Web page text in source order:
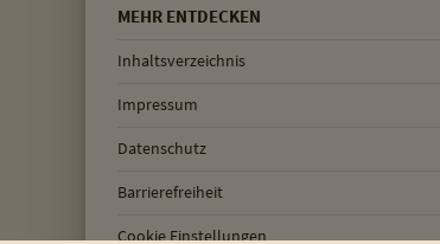
MEHR ENTDECKEN
Inhaltsverzeichnis
Impressum
Datenschutz
Barrierefreiheit
Cookie Einstellungen